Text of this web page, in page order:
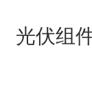
光伏组